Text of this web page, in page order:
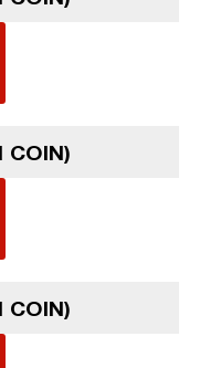
COIN)
COIN)